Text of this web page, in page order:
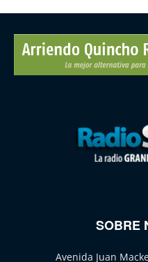
SOBRE
Avenida Juan